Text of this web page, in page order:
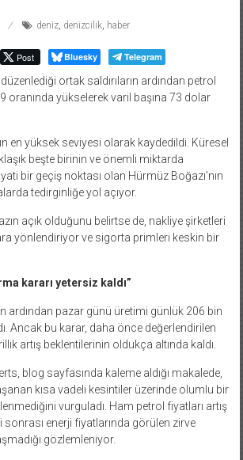
deniz, denizcilik, haber
Post Bluesky Telegram
ortak saldırıların ardından petrol
oranında yükselerek varil başına 73 dolar
en yüksek seviyesi olarak kaydedildi. Küresel
beşte birinin ve önemli miktarda
bir geçiş noktası olan Hürmüz Boğazı’nın
tedirginliğe yol açıyor.
açık olduğunu belirtse de, nakliye şirketleri
yönlendiriyor ve sigorta primleri keskin bir
kararı yetersiz kaldı”
ardından pazar günü üretimi günlük 206 bin
Ancak bu karar, daha önce değerlendirilen
artış beklentilerinin oldukça altında kaldı.
blog sayfasında kaleme aldığı makalede,
kısa vadeli kesintiler üzerinde olumlu bir
vurguladı. Ham petrol fiyatları artış
enerji fiyatlarında görülen zirve
gözlemleniyor.